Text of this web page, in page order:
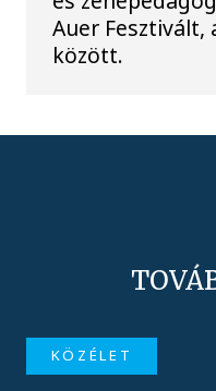
Auer Fesztivált,
között.
KÖZÉLET